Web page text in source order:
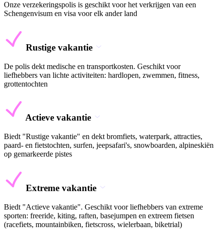
Onze verzekeringspolis is geschikt voor het verkrijgen van een
Schengenvisum en visa voor elk ander land
Rustige vakantie
De polis dekt medische en transportkosten. Geschikt voor
liefhebbers van lichte activiteiten: hardlopen, zwemmen, fitness,
grottentochten
Actieve vakantie
Biedt "Rustige vakantie" en dekt bromfiets, waterpark, attracties,
paard- en fietstochten, surfen, jeepsafari's, snowboarden, alpineskiën
op gemarkeerde pistes
Extreme vakantie
Biedt "Actieve vakantie". Geschikt voor liefhebbers van extreme
sporten: freeride, kiting, raften, basejumpen en extreem fietsen
(racefiets, mountainbiken, fietscross, wielerbaan, biketrial)